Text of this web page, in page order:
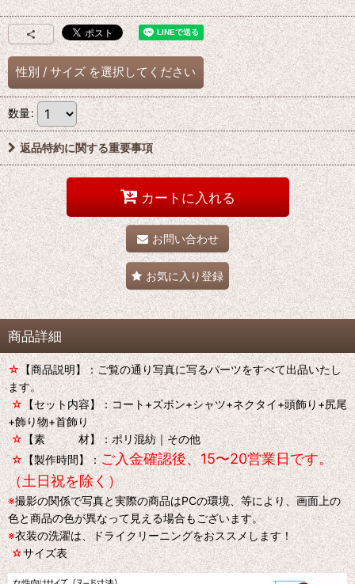
性別 / サイズ を選択してください
数量:
返品特約に関する重要事項
カートに入れる
お問い合わせ
お気に入り登録
商品詳細
☆【商品説明】：ご覧の通り写真に写るパーツをすべて出品いたし
ます。
☆【セット内容】：コート+ズボン+シャツ+ネクタイ+頭飾り+尻尾
+飾り物+首飾り
☆【素 材】：ポリ混紡｜その他
☆【製作時間】：ご入金確認後、15〜20営業日です。
（土日祝を除く）
※撮影の関係で写真と実際の商品はPCの環境、等により、画面上の
色と商品の色が異なって見える場合もございます。
※衣装の洗濯は、ドライクリーニングをおススメします！
☆サイズ表